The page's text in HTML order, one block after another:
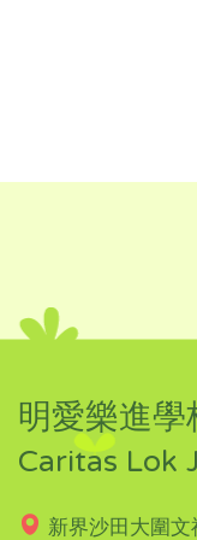
明愛樂進學
Caritas Lok
新界沙田大圍